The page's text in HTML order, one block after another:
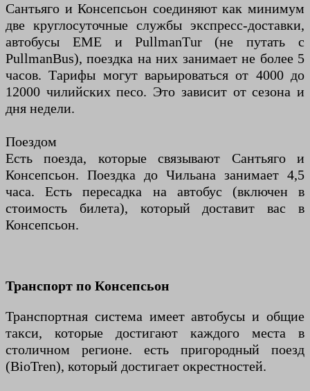
Сантьяго и Консепсьон соединяют как минимум
две круглосуточные службы экспресс-доставки,
автобусы EME и PullmanTur (не путать с
PullmanBus), поездка на них занимает не более 5
часов. Тарифы могут варьироваться от 4000 до
12000 чилийских песо. Это зависит от сезона и
дня недели.
Поездом
Есть поезда, которые связывают Сантьяго и
Консепсьон. Поездка до Чильана занимает 4,5
часа. Есть пересадка на автобус (включен в
стоимость билета), который доставит вас в
Консепсьон.
Транспорт по Консепсьон
Транспортная система имеет автобусы и общие
такси, которые достигают каждого места в
столичном регионе. есть пригородный поезд
(BioTren), который достигает окрестностей.